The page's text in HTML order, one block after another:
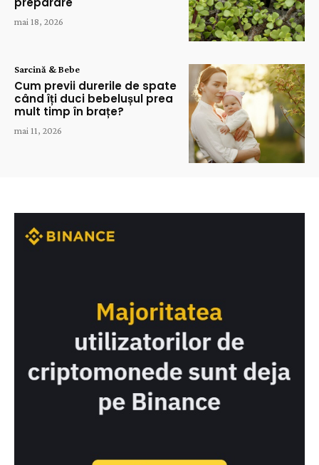
mai 18, 2026
Sarcină & Bebe
Cum previi durerile de spate
când îți duci bebelușul prea
mult timp în brațe?
mai 11, 2026